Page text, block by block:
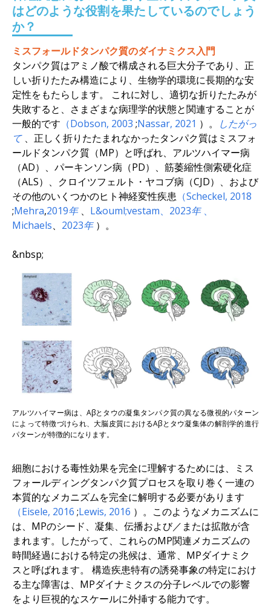
はどのような役割を果たしているのでしょう
か？
ミスフォールドタンパク質のダイナミクス入門
タンパク質はアミノ酸で構成される巨大分子であり、正
しい折りたたみ構造により、生物学的環境に長期的な安
定性をもたらします。 これに対し、適切な折りたたみが
失敗すると、さまざまな病理学的状態と関連することが
一般的です （Dobson, 2003 ;Nassar, 2021 ）。
したがっ
て 、正しく折りたたまれなかったタンパク質はミスフォ
ールドタンパク質（MP）と呼ばれ、アルツハイマー病
（AD）、パーキンソン病（PD）、筋萎縮性側索硬化症
（ALS）、クロイツフェルト・ヤコブ病（CJD）、および
その他のいくつかのヒト神経変性疾患 （Scheckel, 2018
;Mehra,2019年 、 L&ouml;vestam、 2023年 、
Michaels、 2023年 ）。
&nbsp;
アルツハイマー病は、Aβとタウの凝集タンパク質の異なる微視的パターン
によって特徴づけられ、大脳皮質におけるAβとタウ凝集体の解剖学的進行
パターンが特徴的になります。
細胞における毒性効果を完全に理解するためには、ミス
フォールディングタンパク質プロセスを取り巻く一連の
本質的なメカニズムを完全に解明する必要があります
（Eisele, 2016 ;Lewis, 2016 ）。このようなメカニズムに
は、MPのシード、凝集、伝播および／または拡散が含
まれます。したがって、これらのMP関連メカニズムの
時間経過における特定の兆候は、通常、MPダイナミク
スと呼ばれます。 構造疾患特有の誘発事象の特定におけ
る主な障害は、MPダイナミクスの分子レベルでの影響
をより巨視的なスケールに外挿する能力です。